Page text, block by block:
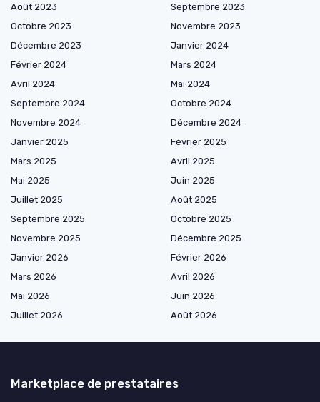
Août 2023
Septembre 2023
Octobre 2023
Novembre 2023
Décembre 2023
Janvier 2024
Février 2024
Mars 2024
Avril 2024
Mai 2024
Septembre 2024
Octobre 2024
Novembre 2024
Décembre 2024
Janvier 2025
Février 2025
Mars 2025
Avril 2025
Mai 2025
Juin 2025
Juillet 2025
Août 2025
Septembre 2025
Octobre 2025
Novembre 2025
Décembre 2025
Janvier 2026
Février 2026
Mars 2026
Avril 2026
Mai 2026
Juin 2026
Juillet 2026
Août 2026
Marketplace de prestataires